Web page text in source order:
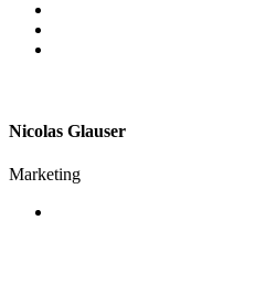
Nicolas Glauser
Marketing